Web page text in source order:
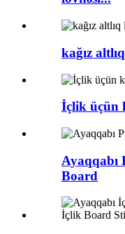
kağız
İçlik üçün
Ayaqqabı
Board